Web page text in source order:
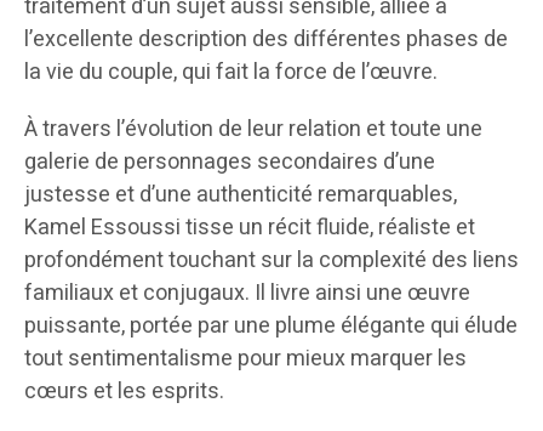
traitement d’un sujet aussi sensible, alliée à
l’excellente description des différentes phases de
la vie du couple, qui fait la force de l’œuvre.
À travers l’évolution de leur relation et toute une
galerie de personnages secondaires d’une
justesse et d’une authenticité remarquables,
Kamel Essoussi tisse un récit fluide, réaliste et
profondément touchant sur la complexité des liens
familiaux et conjugaux. Il livre ainsi une œuvre
puissante, portée par une plume élégante qui élude
tout sentimentalisme pour mieux marquer les
cœurs et les esprits.